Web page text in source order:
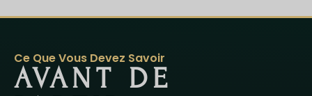
Ce Que Vous Devez Savoir
AVANT DE